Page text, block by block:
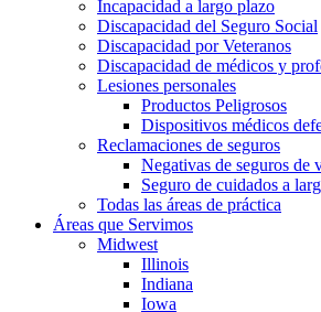
Incapacidad a largo plazo
Discapacidad del Seguro Social
Discapacidad por Veteranos
Discapacidad de médicos y
Lesiones personales
Productos Peligrosos
Dispositivos médicos
Reclamaciones de seguros
Negativas de seguros de
Seguro de cuidados a
Todas las áreas de práctica
Áreas que Servimos
Midwest
Illinois
Indiana
Iowa